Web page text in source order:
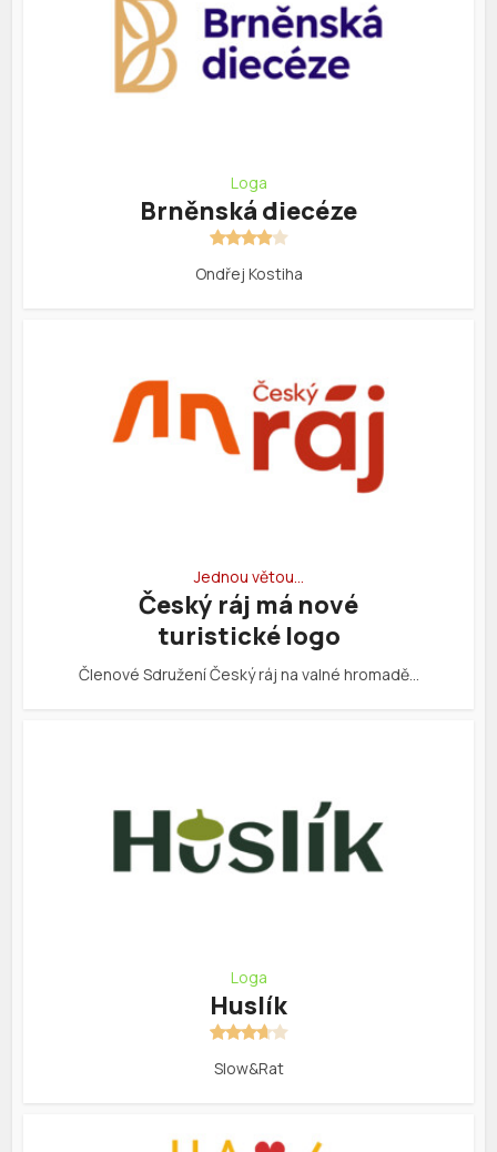
Loga
Brněnská diecéze
Ondřej Kostiha
Jednou větou…
Český ráj má nové
turistické logo
Členové Sdružení Český ráj na valné hromadě…
Loga
Huslík
Slow&Rat